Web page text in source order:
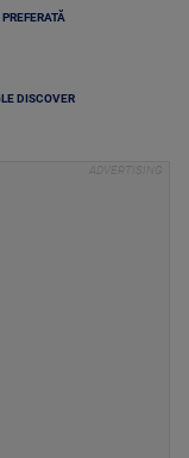
DISCOVER